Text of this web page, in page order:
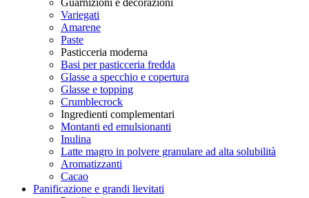
Guarnizioni e decorazioni
Variegati
Amarene
Paste
Pasticceria moderna
Basi per pasticceria fredda
Glasse a specchio e copertura
Glasse e topping
Crumblecrock
Ingredienti complementari
Montanti ed emulsionanti
Inulina
Latte magro in polvere granulare ad alta solubilità
Aromatizzanti
Cacao
Panificazione e grandi lievitati